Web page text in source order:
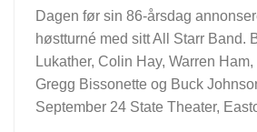
Dagen før sin 86-årsdag
høstturné med sitt All Starr Band.
Lukather, Colin Hay, Warren
Gregg Bissonette og Buck
September 24 State Theater,